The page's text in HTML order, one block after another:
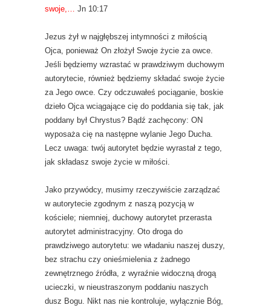
swoje,… Jn 10:17
Jezus żył w najgłębszej intymności z miłością
Ojca, ponieważ On złożył Swoje życie za owce.
Jeśli będziemy wzrastać w prawdziwym duchowym
autorytecie, również będziemy składać swoje życie
za Jego owce. Czy odczuwałeś pociąganie, boskie
dzieło Ojca wciągające cię do poddania się tak, jak
poddany był Chrystus? Bądź zachęcony: ON
wyposaża cię na następne wylanie Jego Ducha.
Lecz uwaga: twój autorytet będzie wyrastał z tego,
jak składasz swoje życie w miłości.
Jako przywódcy, musimy rzeczywiście zarządzać
w autorytecie zgodnym z naszą pozycją w
kościele; niemniej, duchowy autorytet przerasta
autorytet administracyjny. Oto droga do
prawdziwego autorytetu: we władaniu naszej duszy,
bez strachu czy onieśmielenia z żadnego
zewnętrznego źródła, z wyraźnie widoczną drogą
ucieczki, w nieustraszonym poddaniu naszych
dusz Bogu. Nikt nas nie kontroluje, wyłącznie Bóg,